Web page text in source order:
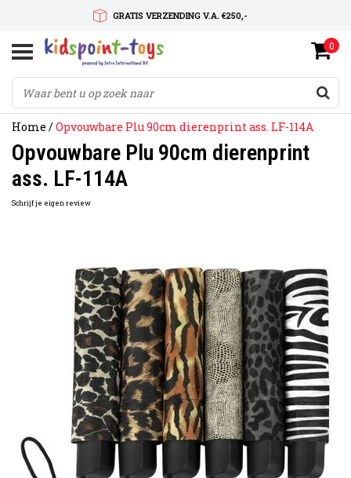
GRATIS VERZENDING V.A. €250,-
SNELLE LEVERTIJD
SERVICE OP MAAT
0
Home /Opvouwbare Plu 90cm dierenprint ass. LF-114A
Opvouwbare Plu 90cm dierenprint
ass. LF-114A
Schrijf je eigen review